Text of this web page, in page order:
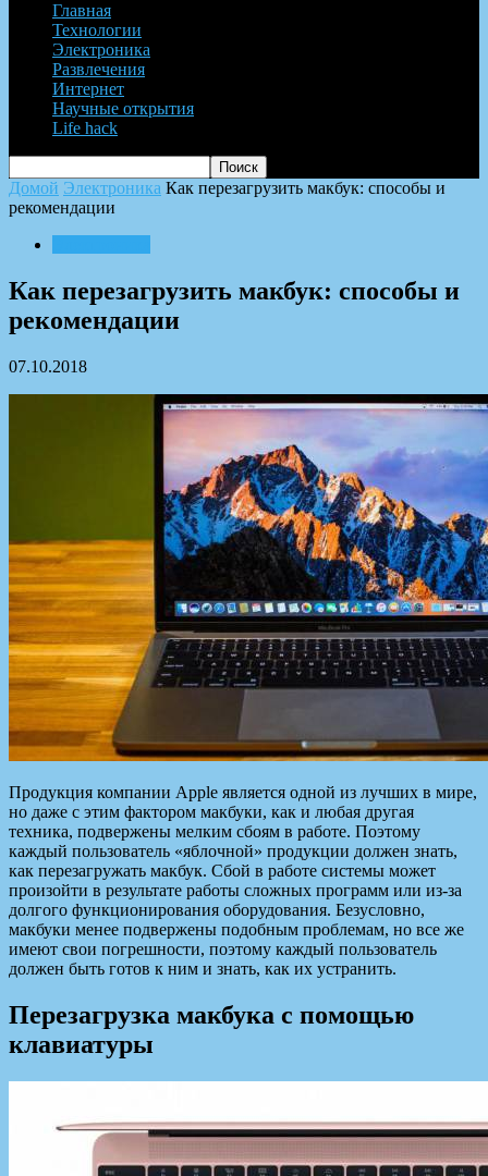
Главная
Технологии
Электроника
Развлечения
Интернет
Научные открытия
Life hack
Домой Электроника Как перезагрузить макбук: способы и
рекомендации
Как перезагрузить макбук: способы и
рекомендации
07.10.2018
Продукция компании Apple является одной из лучших в мире,
но даже с этим фактором макбуки, как и любая другая
техника, подвержены мелким сбоям в работе. Поэтому
каждый пользователь «яблочной» продукции должен знать,
как перезагружать макбук. Сбой в работе системы может
произойти в результате работы сложных программ или из-за
долгого функционирования оборудования. Безусловно,
макбуки менее подвержены подобным проблемам, но все же
имеют свои погрешности, поэтому каждый пользователь
должен быть готов к ним и знать, как их устранить.
Перезагрузка макбука с помощью
клавиатуры